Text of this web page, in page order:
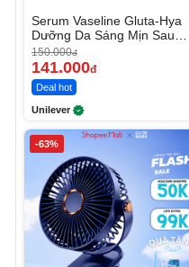
Serum Vaseline Gluta-Hya
Dưỡng Da Sáng Mịn Sau 7
Ngày
150.000đ
141.000đ
Deal hot
Unilever
-63%